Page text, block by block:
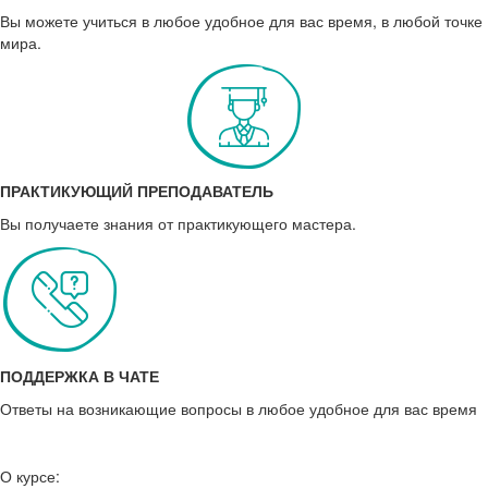
Вы можете учиться в любое удобное для вас время, в любой точке
мира.
ПРАКТИКУЮЩИЙ ПРЕПОДАВАТЕЛЬ
Вы получаете знания от практикующего мастера.
ПОДДЕРЖКА В ЧАТЕ
Ответы на возникающие вопросы в любое удобное для вас время
О курсе: